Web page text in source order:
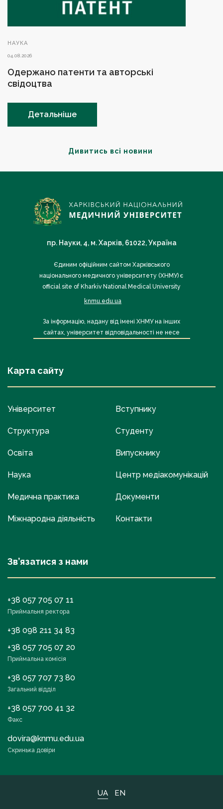
Дивитись всі новини
НАУКА
04.08.2026
Одержано патенти та авторські
свідоцтва
Детальніше
пр. Науки, 4, м. Харків, 61022, Україна
Єдиним офіційним сайтом Харківського
національного медичного університету (ХНМУ) є
official site of Kharkiv National Medical University
knmu.edu.ua
За інформацію, надану від імені ХНМУ на інших
сайтах, університет відповідальності не несе
Карта сайту
Університет
Структура
Освіта
Наука
Медична практика
Міжнародна діяльність
Вступнику
Студенту
Випускнику
Центр медіакомунікацій
Документи
Контакти
Зв’язатися з нами
+38 057 705 07 11
Приймальня ректора
+38 098 211 34 83
+38 057 705 07 20
Приймальна комісія
+38 057 707 73 80
Загальний відділ
+38 057 700 41 32
Факс
dovira@knmu.edu.ua
Скринька довіри
UA EN